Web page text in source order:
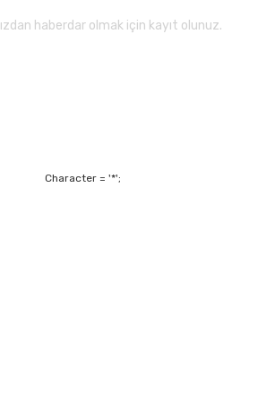
haberdar olmak için kayıt olunuz.
Character = '*';